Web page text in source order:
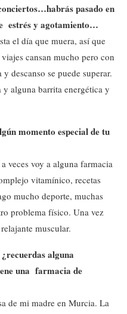
pasado en
estrés y agotamiento…
el día que muera, así que
cansan mucho pero con
descanso se puede superar.
alguna barrita energética y
momento especial de tu
veces voy a alguna farmacia
vitamínico, recetas
mucho deporte, muchas
problema físico. Una vez
muscular.
alguna
una farmacia de
de mi madre en Murcia. La